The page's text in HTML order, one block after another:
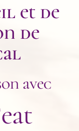
et de
de
avec